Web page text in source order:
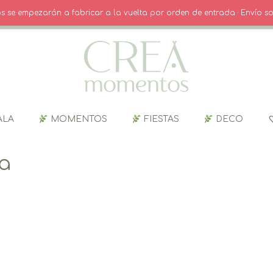
· INICIO SESIÓN / REGISTRO CARRITO
MOMENTOS FIESTAS DECO
empezarán a fabricar a la vuelta por orden de entrada · Envío